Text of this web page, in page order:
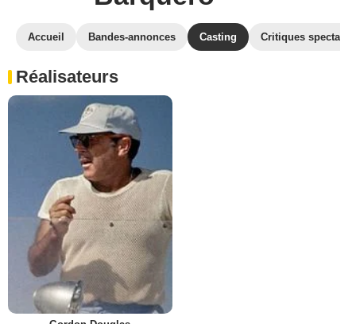
Accueil Bandes-annonces Casting Critiques
Réalisateurs